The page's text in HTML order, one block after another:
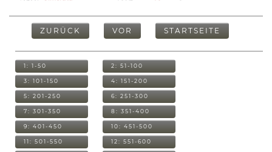
ZURÜCK VOR STARTSEITE
1: 1-50 2: 51-100
3: 101-150 4: 151-200
5: 201-250 6: 251-300
7: 301-350 8: 351-400
9: 401-450 10: 451-500
11: 501-550 12: 551-600